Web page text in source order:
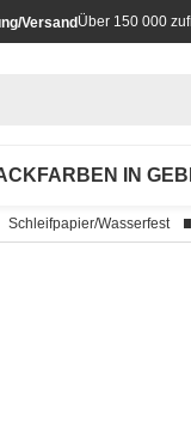
VersandÜber 150 000
IN
Schleifpapier/Wasserfest